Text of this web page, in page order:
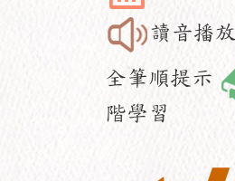
讀音播放
全筆順提示
階學習